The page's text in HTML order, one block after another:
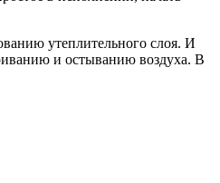
утеплительного слоя. И
и остыванию воздуха. В